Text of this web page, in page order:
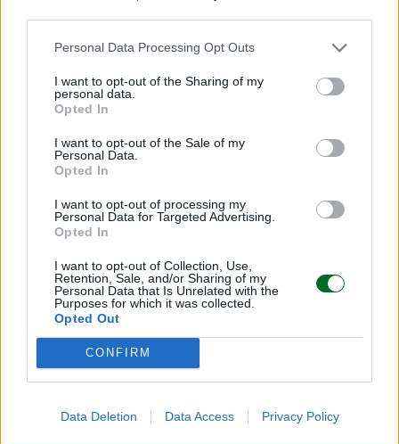
Personal Data Processing Opt Outs
I want to opt-out of the Sharing of my
personal data.
Opted In
I want to opt-out of the Sale of my
Personal Data.
Opted In
I want to opt-out of processing my
Personal Data for Targeted Advertising.
Opted In
I want to opt-out of Collection, Use,
Retention, Sale, and/or Sharing of my
Personal Data that Is Unrelated with the
Purposes for which it was collected.
Opted Out
CONFIRM
Data Deletion Data Access Privacy Policy